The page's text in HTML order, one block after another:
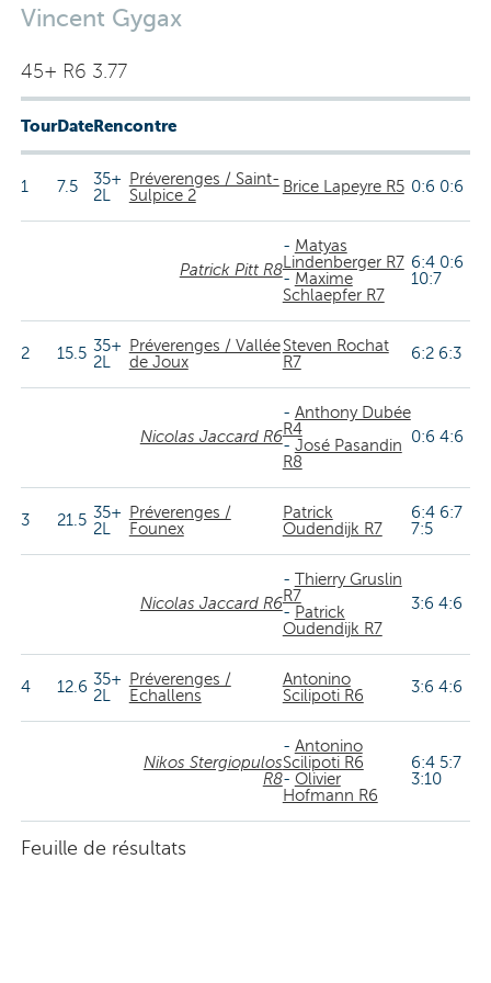
Vincent Gygax
45+ R6 3.77
TourDateRencontre
1 7.5
35+
2L
Préverenges / Saint-
Sulpice 2
Brice Lapeyre R5 0:6 0:6
Patrick Pitt R8
- Matyas
Lindenberger R7
- Maxime
Schlaepfer R7
6:4 0:6
10:7
2 15.5 35+
2L
Préverenges / Vallée
de Joux
Steven Rochat
R7
6:2 6:3
Nicolas Jaccard R6
- Anthony Dubée
R4
- José Pasandin
R8
0:6 4:6
3 21.5 35+
2L
Préverenges /
Founex
Patrick
Oudendijk R7
6:4 6:7
7:5
Nicolas Jaccard R6
- Thierry Gruslin
R7
- Patrick
Oudendijk R7
3:6 4:6
4 12.6 35+
2L
Préverenges /
Echallens
Antonino
Scilipoti R6
3:6 4:6
Nikos Stergiopulos
R8
- Antonino
Scilipoti R6
- Olivier
Hofmann R6
6:4 5:7
3:10
Feuille de résultats